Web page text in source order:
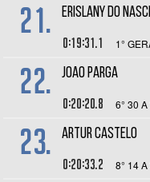
21. ERISLANY DO
0:19:31.1 1°
22. JOAO PARGA
0:20:20.8 6° 30
23. ARTUR CASTELO
0:20:33.2 8° 14